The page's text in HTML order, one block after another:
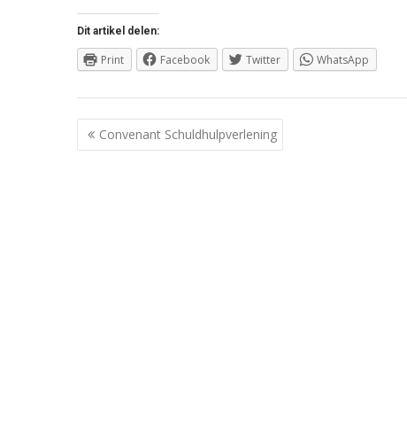
Dit artikel delen:
Print Facebook Twitter WhatsApp
Berichtnavigatie
Convenant Schuldhulpverlening